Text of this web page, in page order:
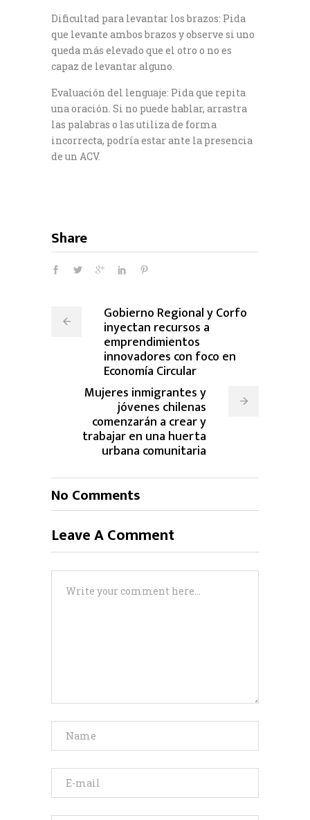
Dificultad para levantar los brazos: Pida
que levante ambos brazos y observe si uno
queda más elevado que el otro o no es
capaz de levantar alguno.
Evaluación del lenguaje: Pida que repita
una oración. Si no puede hablar, arrastra
las palabras o las utiliza de forma
incorrecta, podría estar ante la presencia
de un ACV.
Share
Gobierno Regional y Corfo
inyectan recursos a
emprendimientos
innovadores con foco en
Economía Circular
Mujeres inmigrantes y
jóvenes chilenas
comenzarán a crear y
trabajar en una huerta
urbana comunitaria
No Comments
Leave A Comment